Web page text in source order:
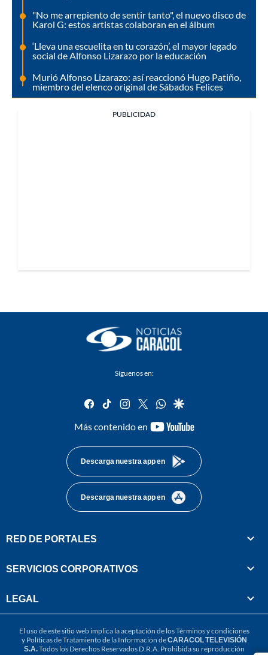
"No me arrepiento de sentir tanto", el nuevo disco de
Karol G: estos artistas colaboran en el álbum
‘Lleva una escuelita en tu corazón’, el mayor legado
social de Alfonso Lizarazo por la educación
Murió Alfonso Lizarazo: así reaccionó Hugo Patiño,
miembro del elenco original de Sábados Felices
PUBLICIDAD
Síguenos en:
facebook
tiktok instagram
twitterwhatsapp
google
Más contenido en
youtube-
Descarga nuestra app en
Descarga nuestra app en
RED DE PORTALES
SERVICIOS CORPORATIVOS
LEGAL
El uso de este sitio web implica la aceptación de losTérminos y condiciones
y Políticas de Tratamiento de la Información deCARACOL TELEVISIÓN
S.A.Todos los Derechos Reservados D.R.A. Prohibida su reproducción